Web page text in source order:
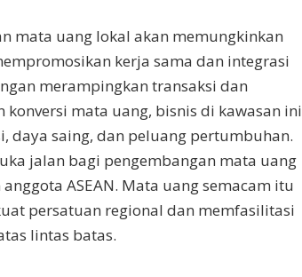
mata uang lokal akan memungkinkan
kerja sama dan integrasi
merampingkan transaksi dan
mata uang, bisnis di kawasan ini
daya saing, dan peluang pertumbuhan.
jalan bagi pengembangan mata uang
ASEAN. Mata uang semacam itu
persatuan regional dan memfasilitasi
lintas batas.